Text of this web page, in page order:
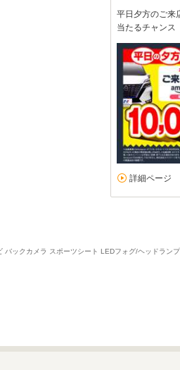
平日夕方のご来
当たるチャンス
詳細ページ
ックカメラ スポーツシート LEDフォグ/ヘッドラン